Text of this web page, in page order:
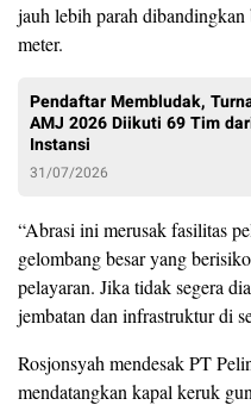
jauh lebih parah
meter.
Pendaftar Membludak,
AMJ 2026 Diikuti 69 Tim
Instansi
31/07/2026
“Abrasi ini merusak fasilitas
gelombang besar yang
pelayaran. Jika tidak segera
jembatan dan infrastruktur di
Rosjonsyah mendesak PT
mendatangkan kapal keruk